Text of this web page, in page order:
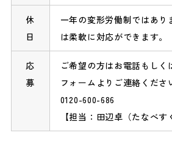
休
日
一年の変形労働制ではあり
は柔軟に対応ができます。
応
募
ご希望の方はお電話もしく
フォーム よりご連絡くださ
0120-600-686
【担当：田辺卓（たなべす